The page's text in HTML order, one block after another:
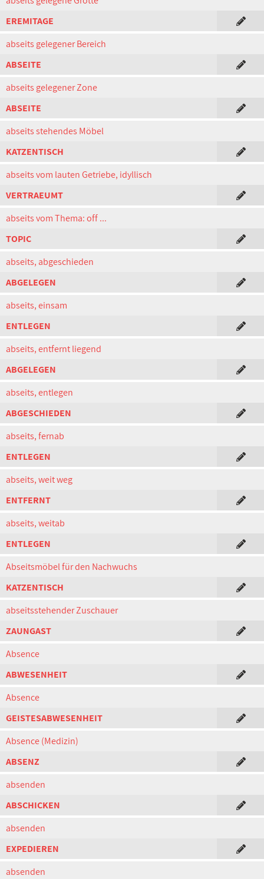
EREMITAGE
abseits gelegener Bereich
ABSEITE
abseits gelegener Zone
ABSEITE
abseits stehendes Möbel
KATZENTISCH
abseits vom lauten Getriebe, idyllisch
VERTRAEUMT
abseits vom Thema: off ...
TOPIC
abseits, abgeschieden
ABGELEGEN
abseits, einsam
ENTLEGEN
abseits, entfernt liegend
ABGELEGEN
abseits, entlegen
ABGESCHIEDEN
abseits, fernab
ENTLEGEN
abseits, weit weg
ENTFERNT
abseits, weitab
ENTLEGEN
Abseitsmöbel für den Nachwuchs
KATZENTISCH
abseitsstehender Zuschauer
ZAUNGAST
Absence
ABWESENHEIT
Absence
GEISTESABWESENHEIT
Absence (Medizin)
ABSENZ
absenden
ABSCHICKEN
absenden
EXPEDIEREN
absenden